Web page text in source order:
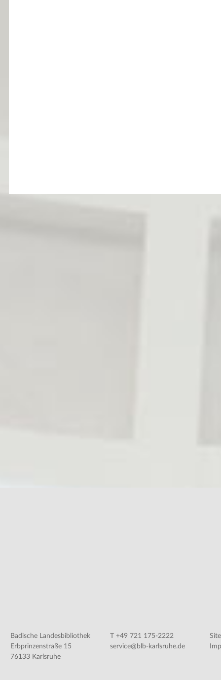
Badische Landesbibliothek
Erbprinzenstraße 15
76133 Karlsruhe
T +49 721 175-2222
service@blb-karlsruhe.de